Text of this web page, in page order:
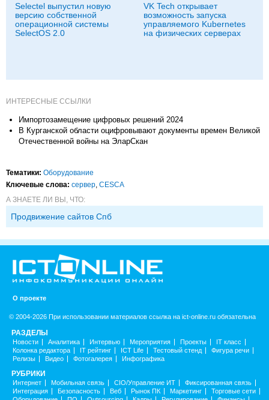
Selectel выпустил новую
версию собственной
операционной системы
SelectOS 2.0
VK Tech открывает
возможность запуска
управляемого Kubernetes
на физических серверах
ИНТЕРЕСНЫЕ ССЫЛКИ
Импортозамещение цифровых решений 2024
В Курганской области оцифровывают документы времен Великой
Отечественной войны на ЭларСкан
Тематики: Оборудование
Ключевые слова: сервер, CESCA
А ЗНАЕТЕ ЛИ ВЫ, ЧТО:
Продвижение сайтов Спб
О проекте
© 2004-2026 При использовании материалов ссылка на ict-online.ru обязательна
РАЗДЕЛЫ
Новости Аналитика Интервью Мероприятия Проекты
IT класс
Колонка редактора
IT рейтинг ICT Life Тестовый стенд
Фигура речи
Релизы
Видео Фотогалерея Инфографика
РУБРИКИ
Интернет Мобильная связь CIO/Управление ИТ
Фиксированная связь
Интеграция
Безопасность Веб Рынок ПК Маркетинг
Торговые сети